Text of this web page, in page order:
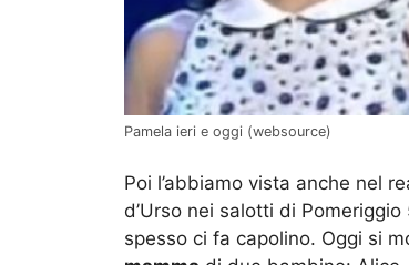
Pamela ieri e oggi (websource)
Poi l’abbiamo vista anche nel
d’Urso nei salotti di
spesso ci fa capolino. Oggi si